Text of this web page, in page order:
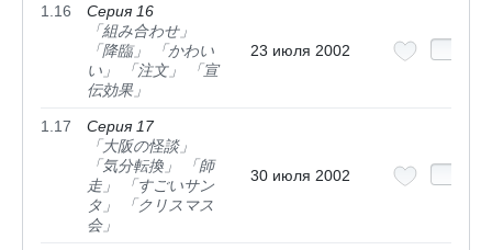
1.16
Серия 16
「組み合わせ」
「降臨」 「かわい
い」 「注文」 「宣
伝効果」
23 июля 2002
1.17
Серия 17
「大阪の怪談」
「気分転換」 「師
走」 「すごいサン
タ」 「クリスマス
会」
30 июля 2002